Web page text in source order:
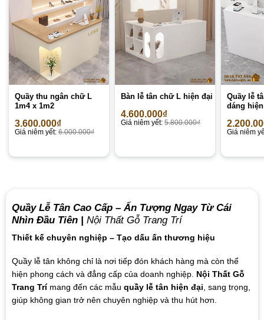
Quầy thu ngân chữ L
1m4 x 1m2
3.600.000₫
Giá niêm yết: 6.000.000₫
Bàn lễ tân chữ L hiện đại
4.600.000₫
Giá niêm yết: 5.800.000₫
Quầy lễ
dáng
Giá niêm
Quầy Lễ Tân Cao Cấp – Ấn Tượng Ngay Từ Cái
Nhìn Đầu Tiên| Nội Thất Gỗ Trang Trí
Thiết kế chuyên nghiệp – Tạo dấu ấn thương hiệu
Quầy lễ tân không chỉ là nơi tiếp đón khách hàng mà còn thể
hiện phong cách và đẳng cấp của doanh nghiệp. Nội Thất Gỗ
Trang Trímang đến các mẫu quầy lễ tân hiện đại , sang trọng,
giúp không gian trở nên chuyên nghiệp và thu hút hơn.